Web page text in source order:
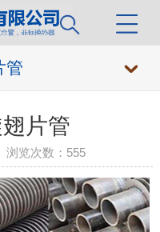
管
片管
览次数： 555